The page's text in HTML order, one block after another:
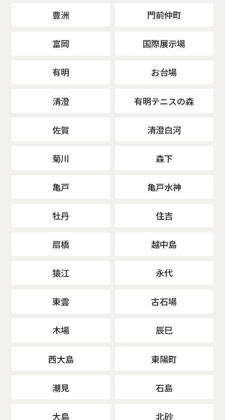
豊洲 門前仲町
富岡 国際展示場
有明 お台場
清澄 有明テニスの森
佐賀 清澄白河
菊川 森下
亀戸 亀戸水神
牡丹 住吉
扇橋 越中島
猿江 永代
東雲 古石場
木場 辰巳
西大島 東陽町
潮見 石島
大島 北砂